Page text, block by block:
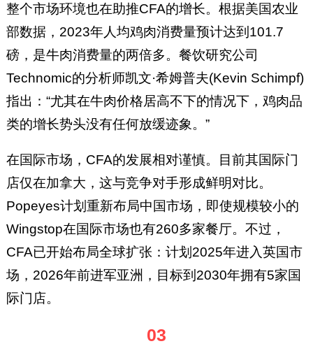
整个市场环境也在助推CFA的增长。根据美国农业
部数据，2023年人均鸡肉消费量预计达到101.7
磅，是牛肉消费量的两倍多。餐饮研究公司
Technomic的分析师凯文·希姆普夫(Kevin Schimpf)
指出：“尤其在牛肉价格居高不下的情况下，鸡肉品
类的增长势头没有任何放缓迹象。”
在国际市场，CFA的发展相对谨慎。目前其国际门
店仅在加拿大，这与竞争对手形成鲜明对比。
Popeyes计划重新布局中国市场，即使规模较小的
Wingstop在国际市场也有260多家餐厅。不过，
CFA已开始布局全球扩张：计划2025年进入英国市
场，2026年前进军亚洲，目标到2030年拥有5家国
际门店。
03